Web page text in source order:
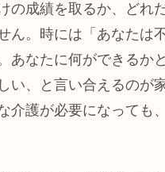
の成績を取るか、どれ
ん。時には「あなたは
あなたに何ができるか
い、と言い合えるのが
介護が必要になっても